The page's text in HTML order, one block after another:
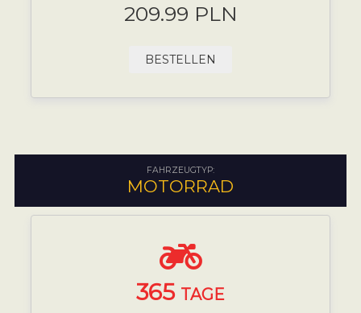
209.99 PLN
BESTELLEN
FAHRZEUGTYP:
MOTORRAD
365 TAGE